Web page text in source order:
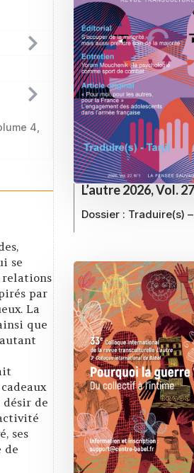
4,
se
relations
par
La
que
de
ses
de
L’autre 2026, Vol.
Dossier : Traduire(s)